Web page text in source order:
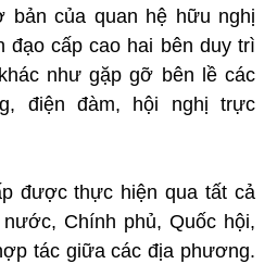
bản của quan hệ hữu nghị
đạo cấp cao hai bên duy trì
như gặp gỡ bên lề các
điện đàm, hội nghị trực
được thực hiện qua tất cả
Chính phủ, Quốc hội,
tác giữa các địa phương.